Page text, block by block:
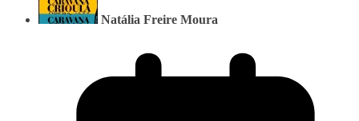
Natália Freire Moura